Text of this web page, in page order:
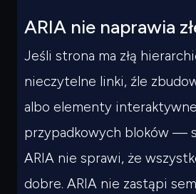
ARIA nie naprawia
Jeśli strona ma złą
nieczytelne linki, źle
albo elementy
przypadkowych bloków —
ARIA nie sprawi, że
dobre. ARIA nie zastąpi